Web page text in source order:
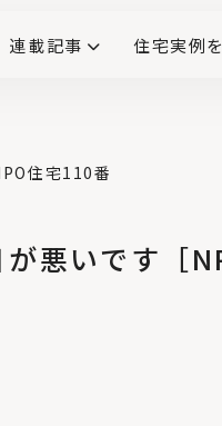
連載記事 住宅実例
悪いです［
住宅110番